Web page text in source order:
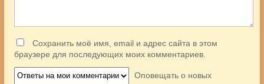
Сохранить моё имя, email и адрес сайта в этом
браузере для последующих моих комментариев.
Оповещать о новых